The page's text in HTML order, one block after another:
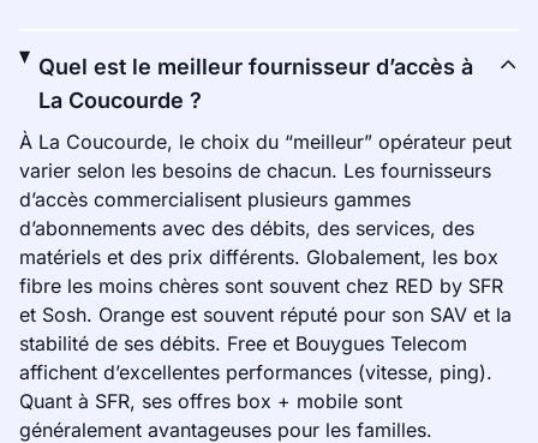
Quel est le meilleur fournisseur d’accès à
La Coucourde ?
À La Coucourde, le choix du “meilleur” opérateur peut
varier selon les besoins de chacun. Les fournisseurs
d’accès commercialisent plusieurs gammes
d’abonnements avec des débits, des services, des
matériels et des prix différents. Globalement, les box
fibre les moins chères sont souvent chez RED by SFR
et Sosh. Orange est souvent réputé pour son SAV et la
stabilité de ses débits. Free et Bouygues Telecom
affichent d’excellentes performances (vitesse, ping).
Quant à SFR, ses offres box + mobile sont
généralement avantageuses pour les familles.